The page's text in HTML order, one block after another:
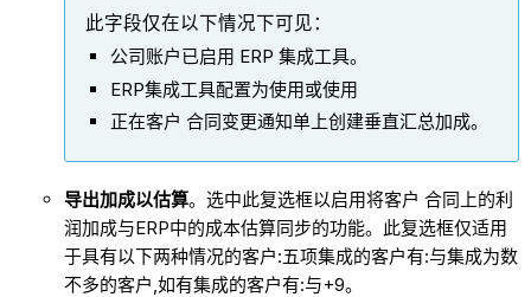
此字段仅在以下情况下可见：
公司账户已启用 ERP 集成工具。
ERP集成工具配置为使用或使用
正在客户 合同变更通知单上创建垂直汇总加成。
导出加成以估算。选中此复选框以启用将客户 合同上的利
润加成与ERP中的成本估算同步的功能。此复选框仅适用
于具有以下两种情况的客户:五项集成的客户有:与集成为数
不多的客户,如有集成的客户有:与+9。